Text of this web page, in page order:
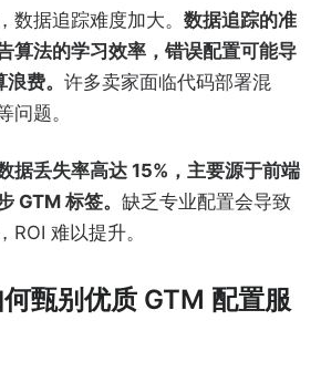
数据追踪难度加大。 数据追踪的准
算法的学习效率，错误配置可能导
费。 许多卖家面临代码部署混
问题。
据丢失率高达 15%，主要源于前端
GTM 标签。 缺乏专业配置会导致
ROI 难以提升。
甄别优质 GTM 配置服